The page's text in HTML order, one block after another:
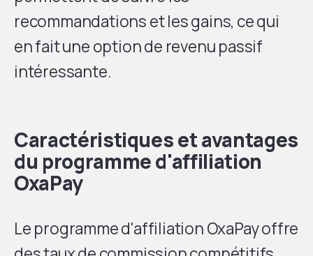
recommandations et les gains, ce qui
en fait une option de revenu passif
intéressante.
Caractéristiques et avantages
du programme d'affiliation
OxaPay
Le programme d'affiliation OxaPay offre